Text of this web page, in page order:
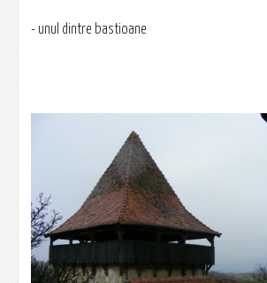
- unul dintre bastioane